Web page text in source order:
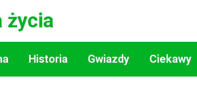
życia
Historia Gwiazdy Ciekawy